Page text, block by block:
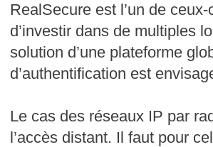
RealSecure est l’un de
d’investir dans de multiples
solution d’une plateforme
d’authentification est
Le cas des réseaux IP par
l’accès distant. Il faut pour